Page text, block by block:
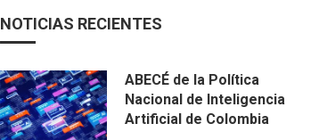
NOTICIAS RECIENTES
ABECÉ de la Política
Nacional de Inteligencia
Artificial de Colombia